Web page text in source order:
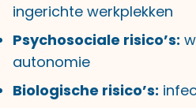
ingerichte werkplekken
Psychosociale risico’s:
autonomie
Biologische risico’s: